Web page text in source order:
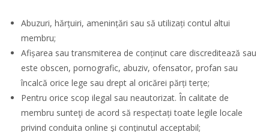
Abuzuri, hărțuiri, amenințări sau să utilizați contul altui
membru;
Afișarea sau transmiterea de conținut care discreditează sau
este obscen, pornografic, abuziv, ofensator, profan sau
încalcă orice lege sau drept al oricărei părți terțe;
Pentru orice scop ilegal sau neautorizat. În calitate de
membru sunteţi de acord să respectați toate legile locale
privind conduita online şi conţinutul acceptabil;